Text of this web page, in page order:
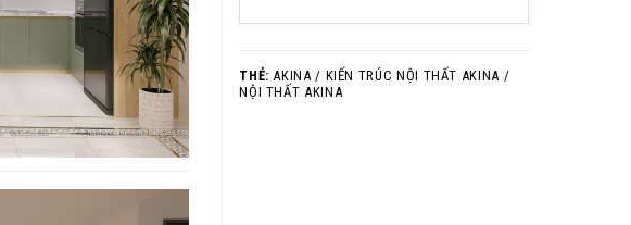
THẺ: AKINA / KIẾN TRÚC NỘI THẤT AKINA /
NỘI THẤT AKINA